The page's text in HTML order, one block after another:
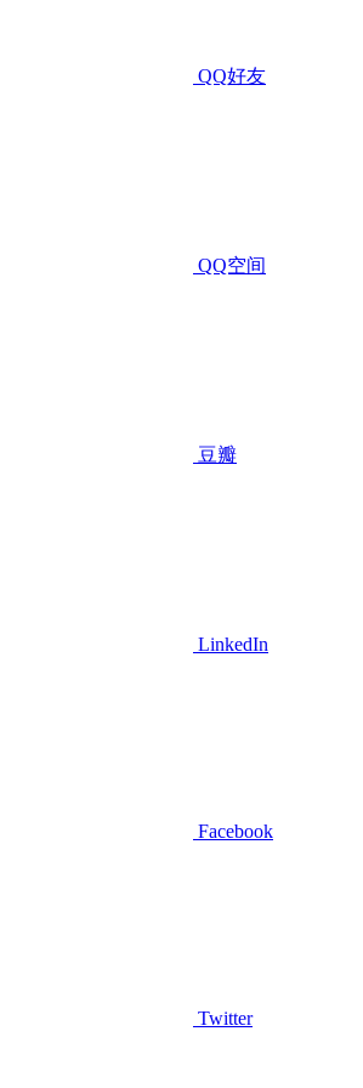
QQ好友
QQ空间
豆瓣
LinkedIn
Facebook
Twitter